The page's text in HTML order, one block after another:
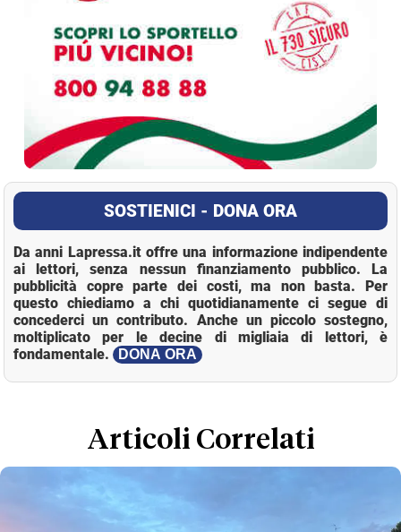
SOSTIENICI - DONA ORA
Da anni Lapressa.it offre una informazione indipendente
ai lettori, senza nessun finanziamento pubblico. La
pubblicità copre parte dei costi, ma non basta. Per
questo chiediamo a chi quotidianamente ci segue di
concederci un contributo. Anche un piccolo sostegno,
moltiplicato per le decine di migliaia di lettori, è
fondamentale.
DONA ORA
Articoli Correlati